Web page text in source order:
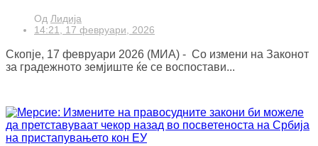
Од Лидија
14:21, 17 февруари, 2026
Скопје, 17 февруари 2026 (МИА) - Со измени на Законот
за градежното земјиште ќе се воспостави...